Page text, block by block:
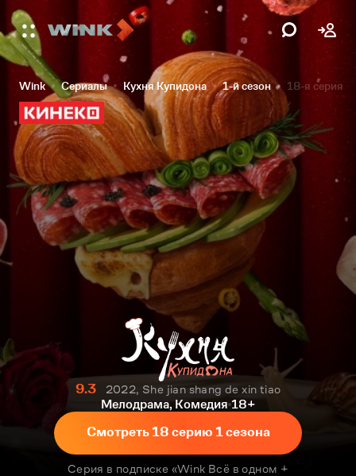
Wink Сериалы Кухня Купидона 1-й сезон 18-я серия
9.3
2022, She jian shang de xin tiao
Мелодрама, Комедия 18+
Смотреть 18 серию 1 сезона
Серия в подписке «Wink Всё в одном +